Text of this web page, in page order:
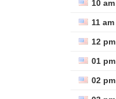
10 am
11 am
12 pm
01 pm
02 pm